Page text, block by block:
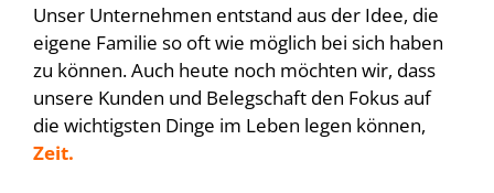
Unser Unternehmen entstand aus der Idee, die
eigene Familie so oft wie möglich bei sich haben
zu können. Auch heute noch möchten wir, dass
unsere Kunden und Belegschaft den Fokus auf
die wichtigsten Dinge im Leben legen können,
Zeit.